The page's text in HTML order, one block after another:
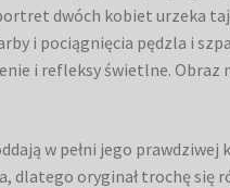
dwóch kobiet urzeka
i pociągnięcia pędzla i
i refleksy świetlne. Obraz
w pełni jego
oryginał trochę się